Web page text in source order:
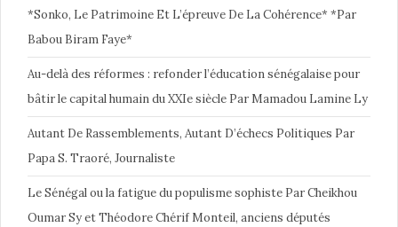
*Sonko, Le Patrimoine Et L’épreuve De La Cohérence* *Par
Babou Biram Faye*
Au-delà des réformes : refonder l’éducation sénégalaise pour
bâtir le capital humain du XXIe siècle Par Mamadou Lamine Ly
Autant De Rassemblements, Autant D’échecs Politiques Par
Papa S. Traoré, Journaliste
Le Sénégal ou la fatigue du populisme sophiste Par Cheikhou
Oumar Sy et Théodore Chérif Monteil, anciens députés